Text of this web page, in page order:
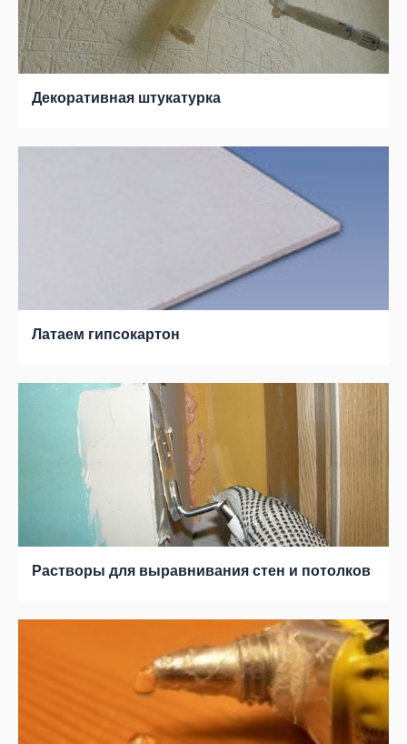
Декоративная штукатурка
Латаем гипсокартон
Растворы для выравнивания стен и потолков